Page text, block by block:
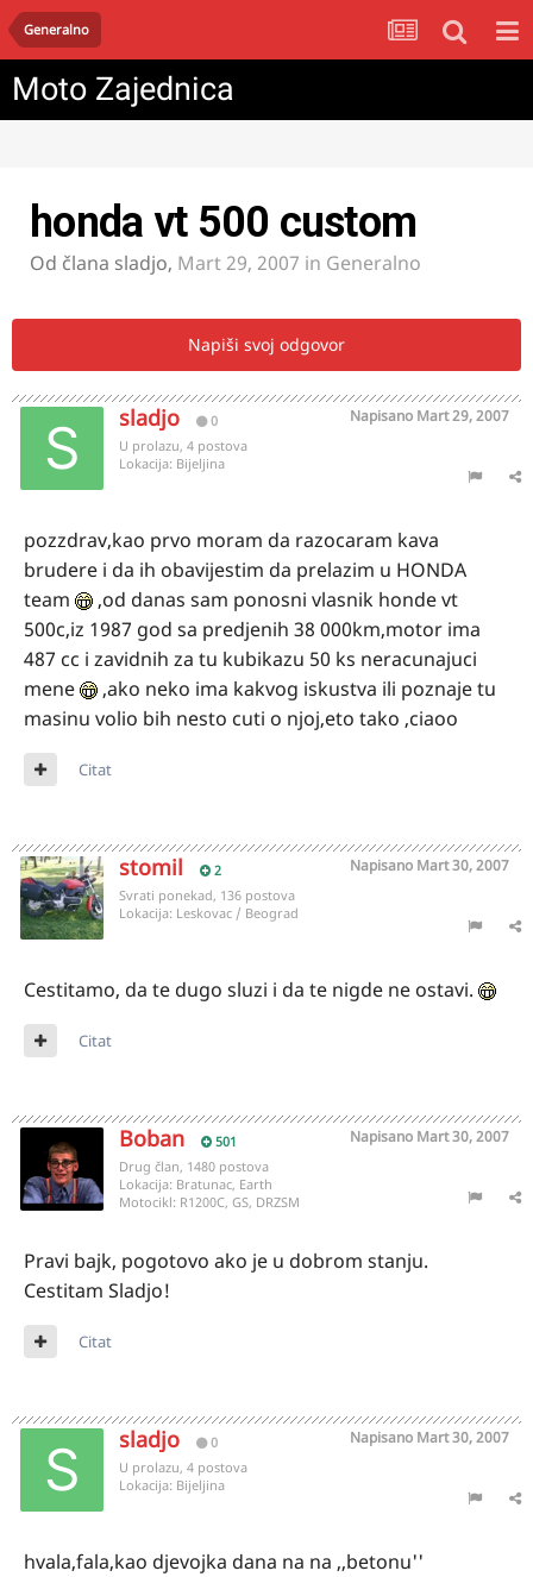
Generalno
Moto Zajednica
honda vt 500 custom
Od člana sladjo, Mart 29, 2007 in Generalno
Napiši svoj odgovor
sladjo 0 Napisano Mart 29, 2007
U prolazu, 4 postova
Lokacija: Bijeljina
pozzdrav,kao prvo moram da razocaram kava
brudere i da ih obavijestim da prelazim u HONDA
team
,od danas sam ponosni vlasnik honde vt
500c,iz 1987 god sa predjenih 38 000km,motor ima
487 cc i zavidnih za tu kubikazu 50 ks neracunajuci
mene
,ako neko ima kakvog iskustva ili poznaje tu
masinu volio bih nesto cuti o njoj,eto tako ,ciaoo
Citat
stomil 2 Napisano Mart 30, 2007
Svrati ponekad, 136 postova
Lokacija: Leskovac / Beograd
Cestitamo, da te dugo sluzi i da te nigde ne ostavi.
Citat
Boban 501 Napisano Mart 30, 2007
Drug član, 1480 postova
Lokacija: Bratunac, Earth
Motocikl: R1200C, GS, DRZSM
Pravi bajk, pogotovo ako je u dobrom stanju.
Cestitam Sladjo!
Citat
sladjo 0 Napisano Mart 30, 2007
U prolazu, 4 postova
Lokacija: Bijeljina
hvala,fala,kao djevojka dana na na ,,betonu''